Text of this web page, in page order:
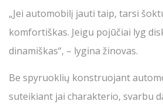
„Jei automobilį jauti taip, tarsi
komfortiškas. Jeigu pojūčiai lyg
dinamiškas“, – lygina žinovas.
Be spyruoklių konstruojant
suteikiant jai charakterio, svarbu